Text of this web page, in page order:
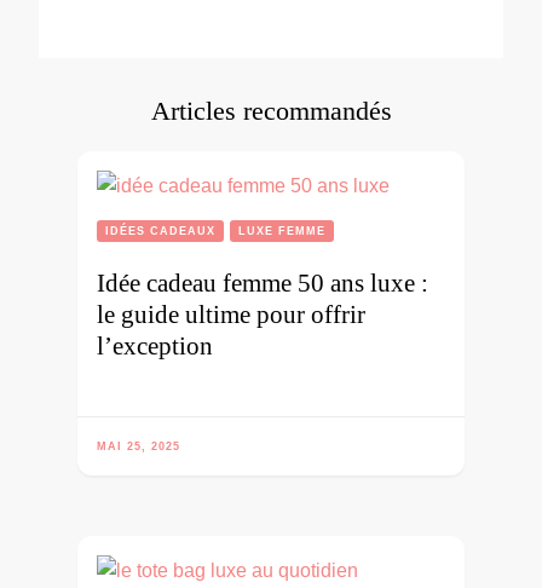
Articles recommandés
IDÉES CADEAUX LUXE FEMME
Idée cadeau femme 50 ans luxe :
le guide ultime pour offrir
l’exception
MAI 25, 2025